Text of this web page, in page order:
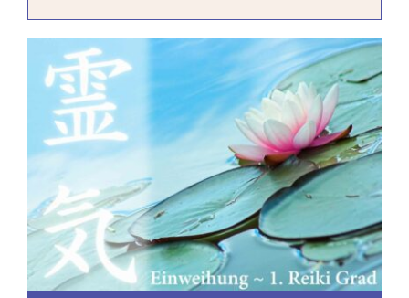
Shop
About
Kontakt
Jetzt buchen